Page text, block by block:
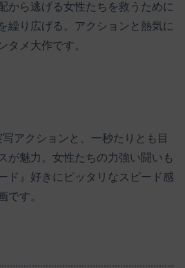
から逃げる女性たちを救うために
繰り広げる。アクションと熱気に
タメ大作です。
アクションと、一秒たりとも目
が魅力。女性たちの力強い闘いも
ド』好きにピッタリなスピード感
です。